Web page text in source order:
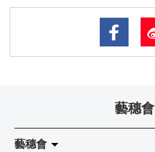
藝穗會
藝穗會